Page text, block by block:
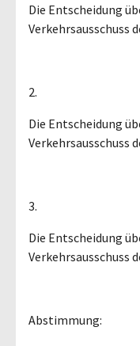
Die Entscheidung
Verkehrsausschuss
2.
Die Entscheidung
Verkehrsausschuss
3.
Die Entscheidung
Verkehrsausschuss
Abstimmung: